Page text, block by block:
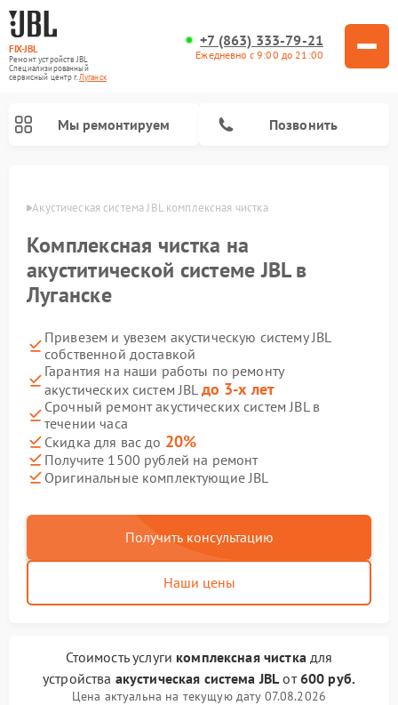
FIX-JBL
Ремонт устройств JBL
Специализированный
cервисный центр г.Луганск
+7 (863) 333-79-21
Ежедневно с 9:00 до 21:00
Мы ремонтируем Позвонить
Акустическая система JBL комплексная чистка
Комплексная чистка на
акуститической системе JBL в
Луганске
Привезем и увезем акустическую систему JBL
собственной доставкой
Гарантия на наши работы по ремонту
акустических систем JBL до 3-х лет
Срочный ремонт акустических систем JBL в
течении часа
Скидка для вас до 20%
Получите 1500 рублей на ремонт
Оригинальные комплектующие JBL
Получить консультацию
Наши цены
Стоимость услуги комплексная чисткадля
устройства акустическая система JBL от600 руб.
Цена актуальна на текущую дату 07.08.2026